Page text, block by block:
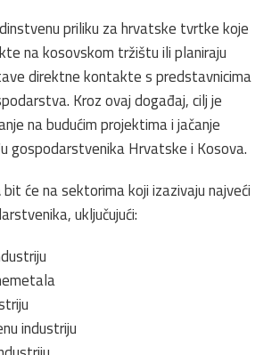
priliku za hrvatske tvrtke koje
na kosovskom tržištu ili planiraju
direktne kontakte s predstavnicima
Kroz ovaj događaj, cilj je
na budućim projektima i jačanje
gospodarstvenika Hrvatske i Kosova.
bit će na sektorima koji izazivaju najveći
uključujući:
industriju